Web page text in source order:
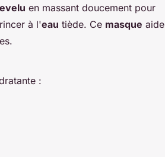
en massant doucement pour
à l'eau tiède. Ce masque aide
: